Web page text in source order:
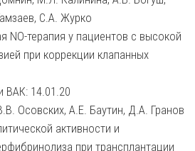
С.А. Журко
NO-терапия у пациентов с высокой
при коррекции клапанных
ВАК: 14.01.20
Осовских, А.Е. Баутин, Д.А. Гранов
активности и
при трансплантации